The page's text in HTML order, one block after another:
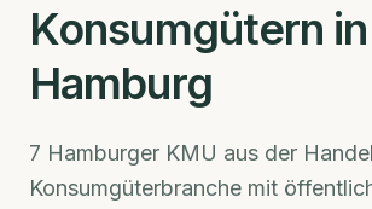
Konsumgütern in
Hamburg
7 Hamburger KMU aus der
Konsumgüterbranche mit